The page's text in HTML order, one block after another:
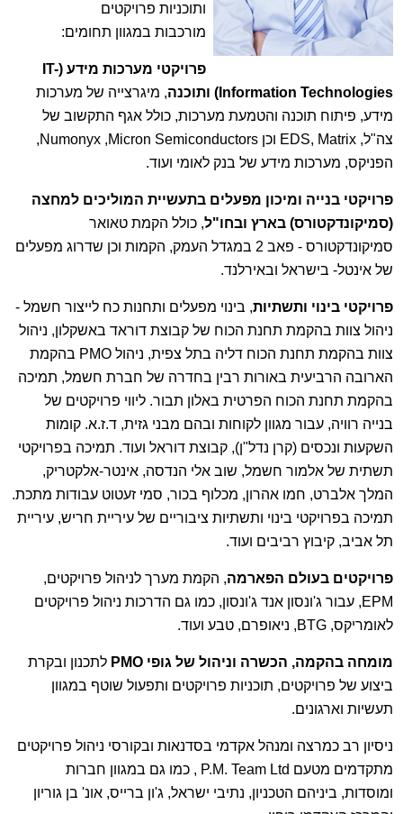
ותוכניות פרויקטים
מורכבות במגוון תחומים:
פרויקטי מערכות מידע (IT-
Information Technologies) ותוכנה
, מיגרצייה של מערכות
מידע, פיתוח תוכנה והטמעת מערכות, כולל אגף התקשוב של
צה"ל, EDS, Matrix וכן Numonyx ,Micron Semiconductors,
הפניקס, מערכות מידע של בנק לאומי ועוד.
פרויקטי בנייה ומיכון מפעלים בתעשיית המוליכים למחצה
(סמיקונדקטורס) בארץ ובחו"ל, כולל הקמת טאואר
סמיקונדקטורס - פאב 2 במגדל העמק, הקמות וכן שדרוג מפעלים
של אינטל- בישראל ובאירלנד.
פרויקטי בינוי ותשתיות, בינוי מפעלים ותחנות כח לייצור חשמל -
ניהול צוות בהקמת תחנת הכוח של קבוצת דוראד באשקלון, ניהול
צוות בהקמת תחנת הכוח דליה בתל צפית, ניהול PMO בהקמת
הארובה הרביעית באורות רבין בחדרה של חברת חשמל, תמיכה
בהקמת תחנת הכוח הפרטית באלון תבור. ליווי פרויקטים של
בנייה רוויה, עבור מגוון לקוחות ובהם מבני גזית, ד.ז.א. קומות
השקעות ונכסים (קרן נדל"ן), קבוצת דוראל ועוד. תמיכה בפרויקטי
תשתית של אלמור חשמל, שוב אלי הנדסה, אינטר-אלקטריק,
המלך אלברט, חמו אהרון, מכלוף בכור, סמי זעטוט עבודות מתכת.
תמיכה בפרויקטי בינוי ותשתיות ציבוריים של עיריית חריש, עיריית
תל אביב, קיבוץ רביבים ועוד.
פרויקטים בעולם הפארמה, הקמת מערך לניהול פרויקטים,
EPM, עבור ג'ונסון אנד ג'ונסון, כמו גם הדרכות ניהול פרויקטים
לאומריקס, BTG, ניאופרם, טבע ועוד.
מומחה בהקמה, הכשרה וניהול של גופי PMO
לתכנון ובקרת
ביצוע של פרויקטים, תוכניות פרויקטים ותפעול שוטף במגוון
תעשיות וארגונים.
ניסיון רב כמרצה ומנהל אקדמי בסדנאות ובקורסי ניהול פרויקטים
מתקדמים מטעם P.M. Team Ltd , כמו גם במגוון חברות
ומוסדות, ביניהם הטכניון, נתיבי ישראל, ג'ון ברייס, אונ' בן גוריון